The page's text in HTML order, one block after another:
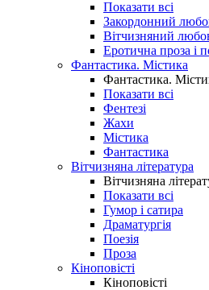
Показати всі
Закордонний
Вітчизняний
Еротична проза і
Фантастика. Містика
Фантастика.
Показати всі
Фентезі
Жахи
Містика
Фантастика
Вітчизняна література
Вітчизняна
Показати всі
Гумор і сатира
Драматургія
Поезія
Проза
Кіноповісті
Кіноповісті